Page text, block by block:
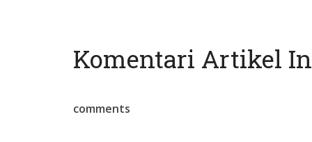
Komentari Artikel
comments